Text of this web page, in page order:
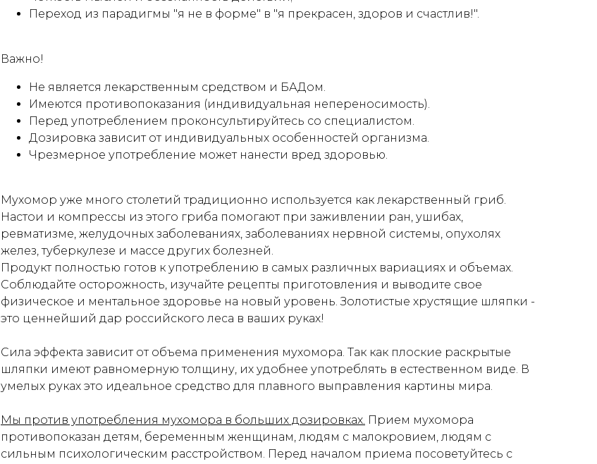
Переход из парадигмы "я не в форме" в "я прекрасен, здоров и счастлив!".
Важно!
Не является лекарственным средством и БАДом.
Имеются противопоказания (индивидуальная непереносимость).
Перед употреблением проконсультируйтесь со специалистом.
Дозировка зависит от индивидуальных особенностей организма.
Чрезмерное употребление может нанести вред здоровью.
Мухомор уже много столетий традиционно используется как лекарственный гриб.
Настои и компрессы из этого гриба помогают при заживлении ран, ушибах,
ревматизме, желудочных заболеваниях, заболеваниях нервной системы, опухолях
желез, туберкулезе и массе других болезней.
Продукт полностью готов к употреблению в самых различных вариациях и объемах.
Соблюдайте осторожность, изучайте рецепты приготовления и выводите свое
физическое и ментальное здоровье на новый уровень. Золотистые хрустящие шляпки -
это ценнейший дар российского леса в ваших руках!
Сила эффекта зависит от объема применения мухомора. Так как плоские раскрытые
шляпки имеют равномерную толщину, их удобнее употреблять в естественном виде. В
умелых руках это идеальное средство для плавного выправления картины мира.
Мы против употребления мухомора в больших дозировках. Прием мухомора
противопоказан детям, беременным женщинам, людям с малокровием, людям с
сильным психологическим расстройством. Перед началом приема посоветуйтесь с